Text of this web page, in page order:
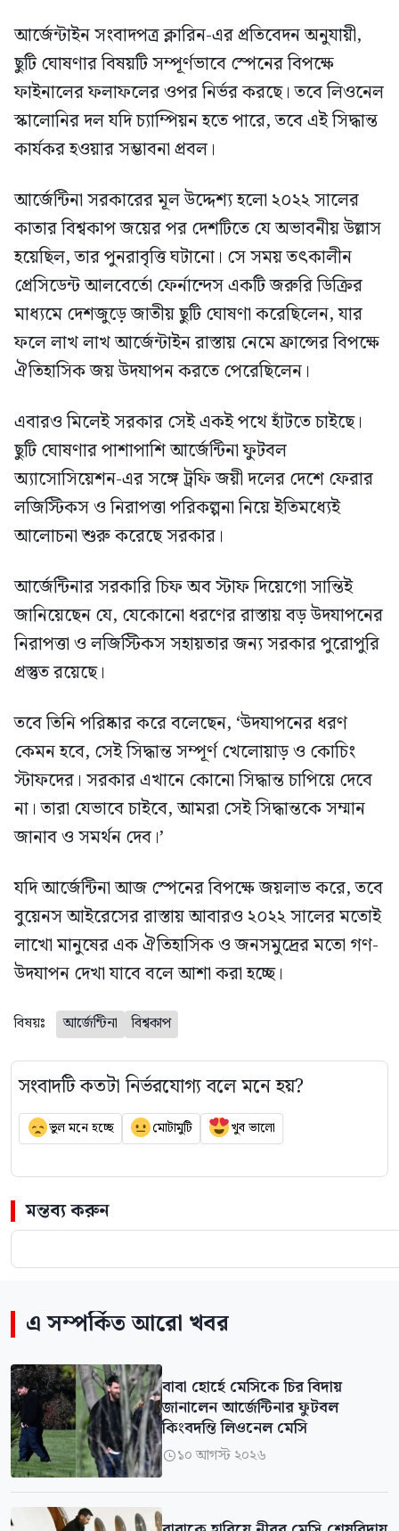
আর্জেন্টাইন সংবাদপত্র ক্লারিন-এর প্রতিবেদন অনুযায়ী,
ছুটি ঘোষণার বিষয়টি সম্পূর্ণভাবে স্পেনের বিপক্ষে
ফাইনালের ফলাফলের ওপর নির্ভর করছে। তবে লিওনেল
স্কালোনির দল যদি চ্যাম্পিয়ন হতে পারে, তবে এই সিদ্ধান্ত
কার্যকর হওয়ার সম্ভাবনা প্রবল।
আর্জেন্টিনা সরকারের মূল উদ্দেশ্য হলো ২০২২ সালের
কাতার বিশ্বকাপ জয়ের পর দেশটিতে যে অভাবনীয় উল্লাস
হয়েছিল, তার পুনরাবৃত্তি ঘটানো। সে সময় তৎকালীন
প্রেসিডেন্ট আলবের্তো ফের্নান্দেস একটি জরুরি ডিক্রির
মাধ্যমে দেশজুড়ে জাতীয় ছুটি ঘোষণা করেছিলেন, যার
ফলে লাখ লাখ আর্জেন্টাইন রাস্তায় নেমে ফ্রান্সের বিপক্ষে
ঐতিহাসিক জয় উদযাপন করতে পেরেছিলেন।
এবারও মিলেই সরকার সেই একই পথে হাঁটতে চাইছে।
ছুটি ঘোষণার পাশাপাশি আর্জেন্টিনা ফুটবল
অ্যাসোসিয়েশন-এর সঙ্গে ট্রফি জয়ী দলের দেশে ফেরার
লজিস্টিকস ও নিরাপত্তা পরিকল্পনা নিয়ে ইতিমধ্যেই
আলোচনা শুরু করেছে সরকার।
আর্জেন্টিনার সরকারি চিফ অব স্টাফ দিয়েগো সান্তিই
জানিয়েছেন যে, যেকোনো ধরণের রাস্তায় বড় উদযাপনের
নিরাপত্তা ও লজিস্টিকস সহায়তার জন্য সরকার পুরোপুরি
প্রস্তুত রয়েছে।
তবে তিনি পরিষ্কার করে বলেছেন, ‘উদযাপনের ধরণ
কেমন হবে, সেই সিদ্ধান্ত সম্পূর্ণ খেলোয়াড় ও কোচিং
স্টাফদের। সরকার এখানে কোনো সিদ্ধান্ত চাপিয়ে দেবে
না। তারা যেভাবে চাইবে, আমরা সেই সিদ্ধান্তকে সম্মান
জানাব ও সমর্থন দেব।’
যদি আর্জেন্টিনা আজ স্পেনের বিপক্ষে জয়লাভ করে, তবে
বুয়েনস আইরেসের রাস্তায় আবারও ২০২২ সালের মতোই
লাখো মানুষের এক ঐতিহাসিক ও জনসমুদ্রের মতো গণ-
উদযাপন দেখা যাবে বলে আশা করা হচ্ছে।
বিষয়ঃ আর্জেন্টিনা বিশ্বকাপ
সংবাদটি কতটা নির্ভরযোগ্য বলে মনে হয়?
ভুল মনে হচ্ছে মোটামুটি খুব ভালো
মন্তব্য করুন
এ সম্পর্কিত আরো খবর
বাবা হোর্হে মেসিকে চির বিদায়
জানালেন আর্জেন্টিনার ফুটবল
কিংবদন্তি লিওনেল মেসি
১০ আগস্ট ২০২৬